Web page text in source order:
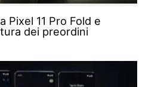
Pixel 11 Pro Fold e
dei preordini